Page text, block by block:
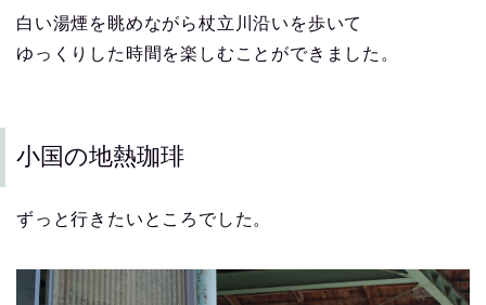
白い湯煙を眺めながら杖立川沿いを歩いて
ゆっくりした時間を楽しむことができました。
小国の地熱珈琲
ずっと行きたいところでした。